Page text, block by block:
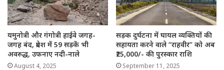
यमुनोत्री और गंगोत्री हाईवे जगह-
जगह बंद, प्रदेश में 59 सड़कें भी
अवरुद्ध, उफनाए नदी-नाले
August 4, 2025
सड़क दुर्घटना में घायल व्यक्तियों की
सहायता करने वाले “राहवीर” को अब
₹25,000/- की पुरस्कार राशि
September 11, 2025